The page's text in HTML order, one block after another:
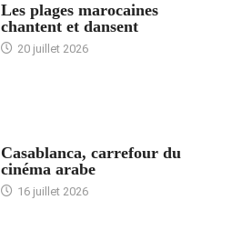
Les plages marocaines
chantent et dansent
20 juillet 2026
Casablanca, carrefour du
cinéma arabe
16 juillet 2026